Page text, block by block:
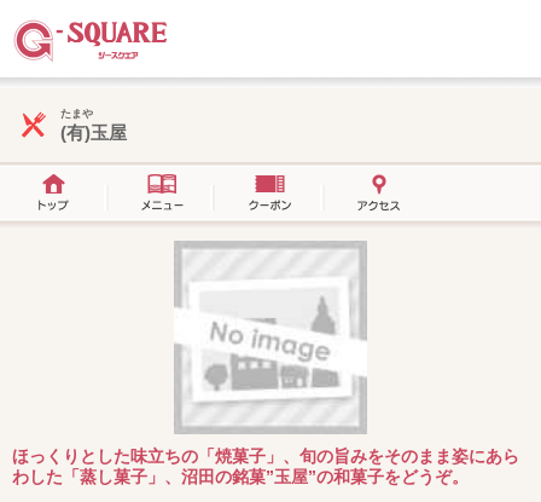
たまや
(有)玉屋
ほっくりとした味立ちの「焼菓子」、旬の旨みをそのまま姿にあら
わした「蒸し菓子」、沼田の銘菓”玉屋”の和菓子をどうぞ。